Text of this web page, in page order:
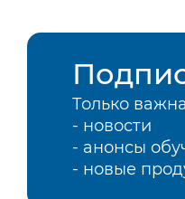
Только
- новости
- анонсы
- новые